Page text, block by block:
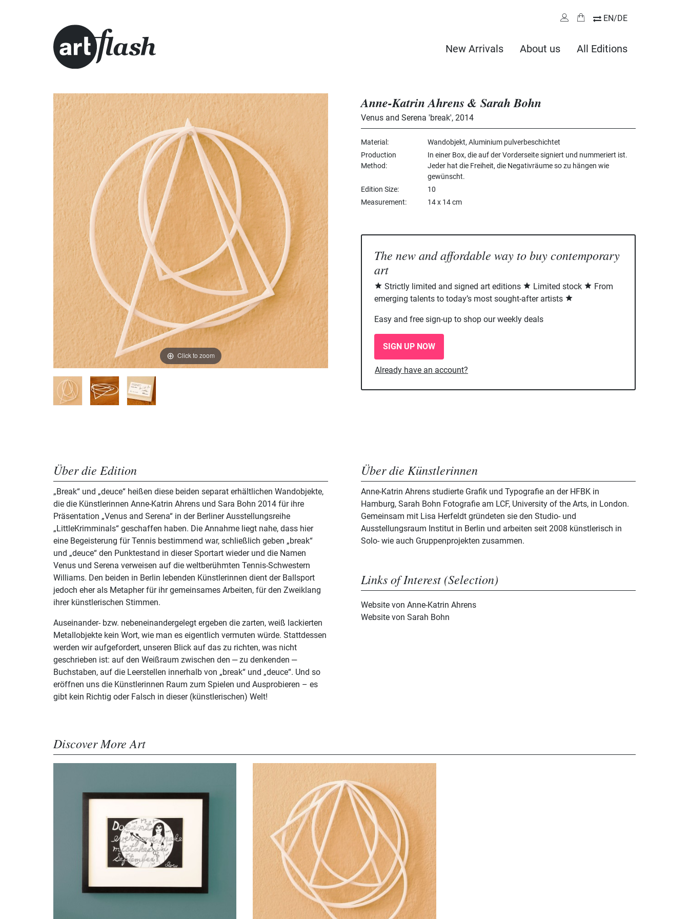
EN/DE
New Arrivals About us All Editions
Click to zoom
Anne-Katrin Ahrens & Sarah Bohn
Venus and Serena 'break', 2014
Material
Wandobjekt, Aluminium pulverbeschichtet
Production
Method
In einer Box, die auf der Vorderseite signiert und nummeriert ist.
Jeder hat die Freiheit, die Negativräume so zu hängen wie
gewünscht.
Edition Size
10
Measurement
14 x 14 cm
The new and affordable way to buy contemporary
art
Strictly limited and signed art editions Limited stock
From
emerging talents to today’s most sought-after artists
Easy and free sign-up to shop our weekly deals
SIGN UP NOW
Already have an account?
Über die Edition
„Break“ und „deuce“ heißen diese beiden separat erhältlichen Wandobjekte,
die die Künstlerinnen Anne-Katrin Ahrens und Sara Bohn 2014 für ihre
Präsentation „Venus and Serena“ in der Berliner Ausstellungsreihe
„LittleKrimminals“ geschaffen haben. Die Annahme liegt nahe, dass hier
eine Begeisterung für Tennis bestimmend war, schließlich geben „break“
und „deuce“ den Punktestand in dieser Sportart wieder und die Namen
Venus und Serena verweisen auf die weltberühmten Tennis-Schwestern
Williams. Den beiden in Berlin lebenden Künstlerinnen dient der Ballsport
jedoch eher als Metapher für ihr gemeinsames Arbeiten, für den Zweiklang
ihrer künstlerischen Stimmen.
Auseinander- bzw. nebeneinandergelegt ergeben die zarten, weiß lackierten
Metallobjekte kein Wort, wie man es eigentlich vermuten würde. Stattdessen
werden wir aufgefordert, unseren Blick auf das zu richten, was nicht
geschrieben ist: auf den Weißraum zwischen den ‒ zu denkenden ‒
Buchstaben, auf die Leerstellen innerhalb von „break“ und „deuce“. Und so
eröffnen uns die Künstlerinnen Raum zum Spielen und Ausprobieren – es
gibt kein Richtig oder Falsch in dieser (künstlerischen) Welt!
Über die Künstlerinnen
Anne-Katrin Ahrens studierte Grafik und Typografie an der HFBK in
Hamburg, Sarah Bohn Fotografie am LCF, University of the Arts, in London.
Gemeinsam mit Lisa Herfeldt gründeten sie den Studio- und
Ausstellungsraum Institut in Berlin und arbeiten seit 2008 künstlerisch in
Solo- wie auch Gruppenprojekten zusammen.
Links of Interest (Selection)
Website von Anne-Katrin Ahrens
Website von Sarah Bohn
Discover More Art